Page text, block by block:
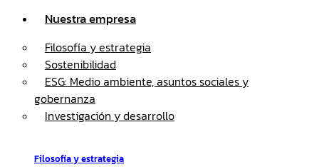
Nuestra empresa
Filosofía y estrategia
Sostenibilidad
ESG: Medio ambiente, asuntos sociales y
gobernanza
Investigación y desarrollo
Filosofía y estrategia